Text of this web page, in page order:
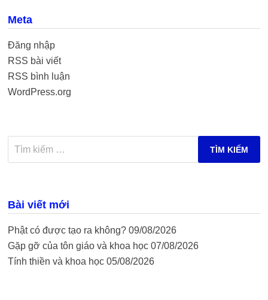
Meta
Đăng nhập
RSS bài viết
RSS bình luận
WordPress.org
Tìm
kiếm
Bài viết mới
Phật có được tạo ra không? 09/08/2026
Gặp gỡ của tôn giáo và khoa học 07/08/2026
Tính thiền và khoa học 05/08/2026